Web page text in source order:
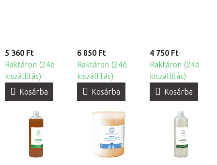
5 360 Ft
Raktáron (24ó
kiszállítás)
Kosárba
6 850 Ft
Raktáron (24ó
kiszállítás)
Kosárba
4 750 Ft
Raktáron (24ó
kiszállítás)
Kosárba